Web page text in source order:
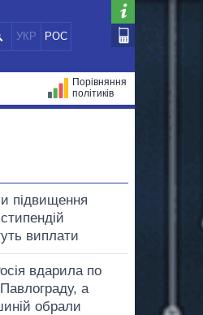
УКР РОС
Порівняння
політиків
підвищення
виплати
вдарила по
а
обрали